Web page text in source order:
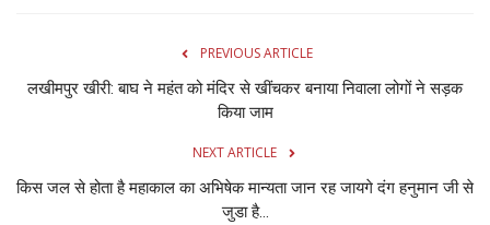
PREVIOUS ARTICLE
लखीमपुर खीरी: बाघ ने महंत को मंदिर से खींचकर बनाया निवाला लोगों ने सड़क
किया जाम
NEXT ARTICLE
किस जल से होता है महाकाल का अभिषेक मान्यता जान रह जायगे दंग हनुमान जी से
जुडा है...